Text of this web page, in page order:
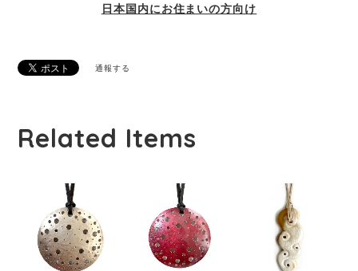
日本国内にお住まいの方向け
通報する
Related Items